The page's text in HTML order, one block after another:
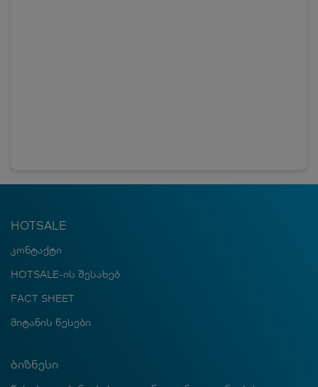
HOTSALE
კონტაქტი
HOTSALE-ის შესახებ
FACT SHEET
მიტანის წესები
ბიზნესი